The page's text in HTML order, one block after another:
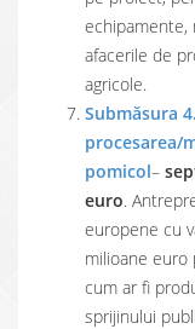
echipamente,
afacerile de
agricole.
Submăsura
procesarea/
pomicol–
euro.
europene cu
milioane euro
cum ar fi
sprijinului